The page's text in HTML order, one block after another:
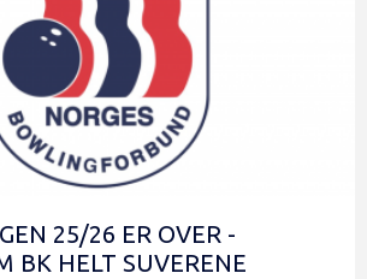
25/26 ER OVER -
BK HELT SUVERENE